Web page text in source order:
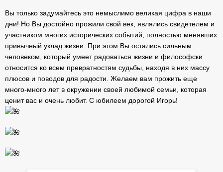
Вы только задумайтесь это немыслимо великая цифра в наши
дни! Но Вы достойно прожили свой век, являлись свидетелем и
участником многих исторических событий, полностью менявших
привычный уклад жизни. При этом Вы остались сильным
человеком, который умеет радоваться жизни и философски
относится ко всем превратностям судьбы, находя в них массу
плюсов и поводов для радости. Желаем вам прожить еще
много-много лет в окружении своей любимой семьи, которая
ценит вас и очень любит. С юбилеем дорогой Игорь!